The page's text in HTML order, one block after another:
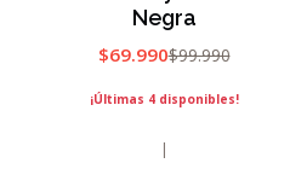
Negra
$69.990$99.990
¡Últimas 4 disponibles!
|